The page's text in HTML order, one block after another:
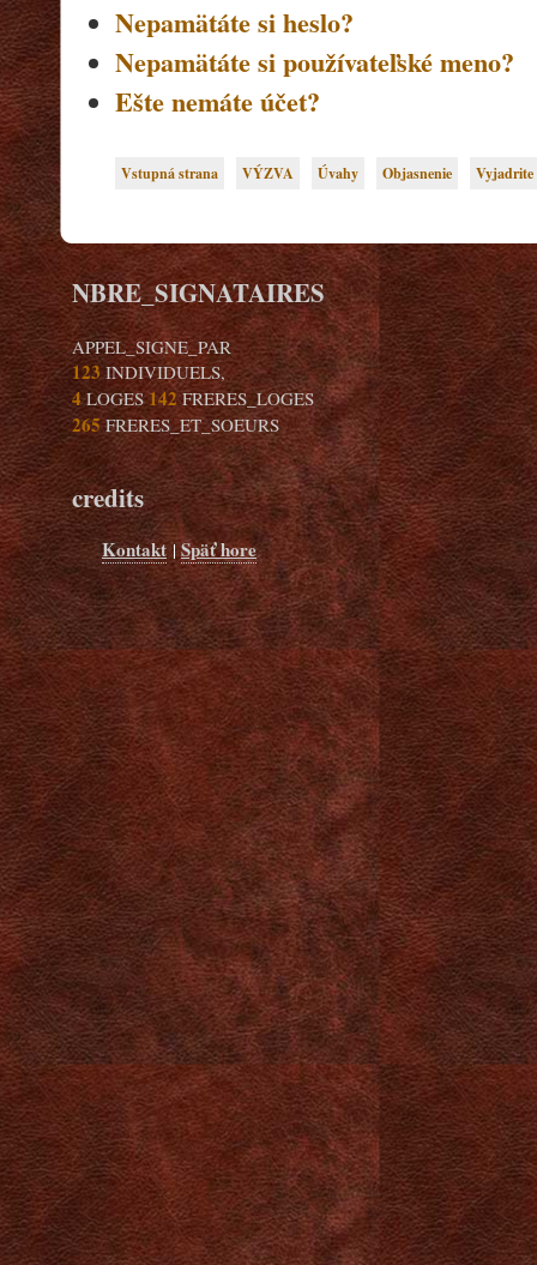
Nepamätáte si heslo?
Nepamätáte si používateľské meno?
Ešte nemáte účet?
Vstupná strana VÝZVA Úvahy Objasnenie Vyjadrite
NBRE_SIGNATAIRES
APPEL_SIGNE_PAR
123INDIVIDUELS,
4LOGES142FRERES_LOGES
265FRERES_ET_SOEURS
credits
Kontakt | Späť hore